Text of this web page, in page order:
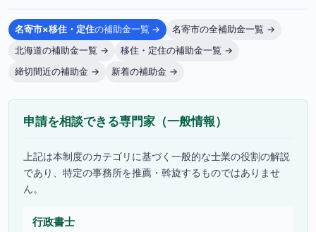
名寄市×移住・定住の補助金一覧 →
名寄市の全補助金一覧 →
北海道の補助金一覧 →
移住・定住の補助金一覧 →
締切間近の補助金 →
新着の補助金 →
申請を相談できる専門家（一般情報）
上記は本制度のカテゴリに基づく一般的な士業の役割の解説
であり、特定の事務所を推薦・斡旋するものではありませ
ん。
行政書士